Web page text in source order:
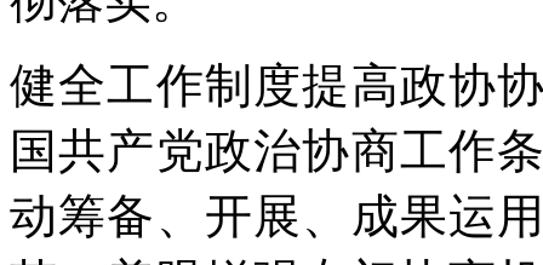
健全工作制度提高政协
国共产党政治协商工作
动筹备、开展、成果运